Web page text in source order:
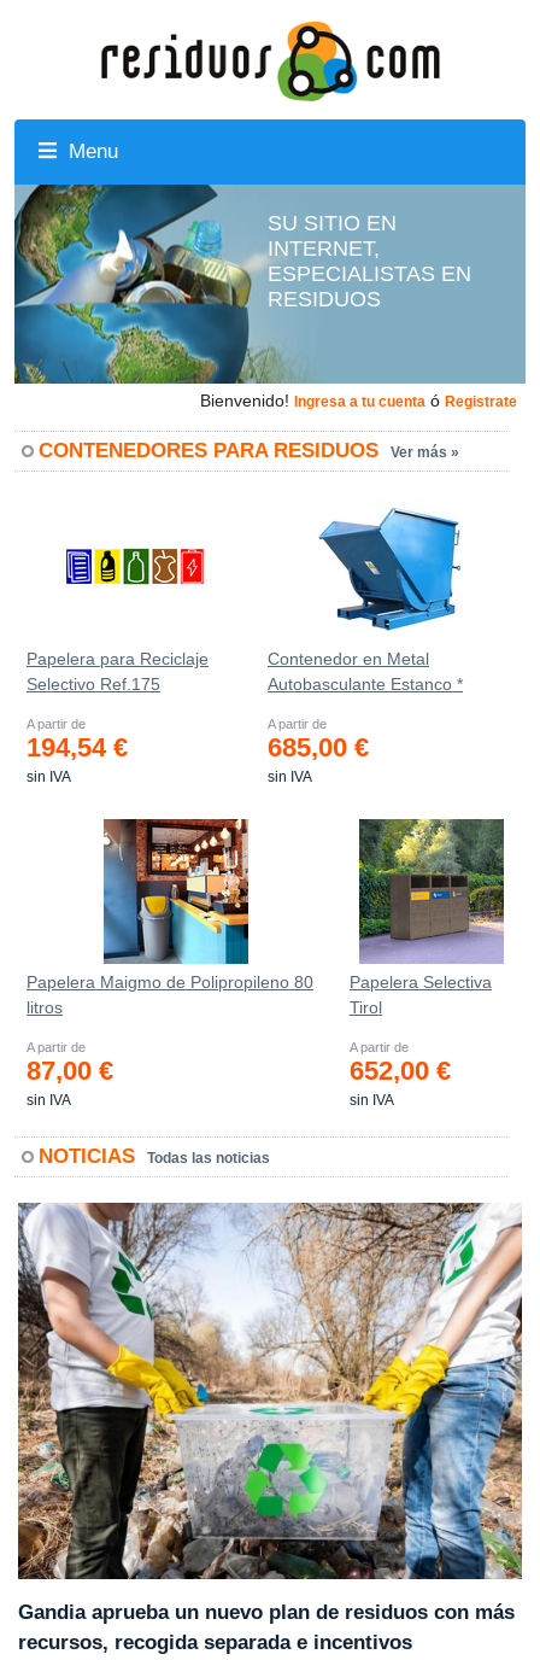
Menu
SU SITIO EN
INTERNET,
ESPECIALISTAS EN
RESIDUOS
Bienvenido! Ingresa a tu cuenta ó Registrate
CONTENEDORES PARA RESIDUOS Ver más »
Papelera para Reciclaje
Selectivo Ref.175
A partir de
194,54 €
sin IVA
Contenedor en Metal
Autobasculante Estanco *
A partir de
685,00 €
sin IVA
Papelera Maigmo de Polipropileno 80
litros
A partir de
87,00 €
sin IVA
Papelera Selectiva
Tirol
A partir de
652,00 €
sin IVA
NOTICIAS Todas las noticias
Gandia aprueba un nuevo plan de residuos con más
recursos, recogida separada e incentivos